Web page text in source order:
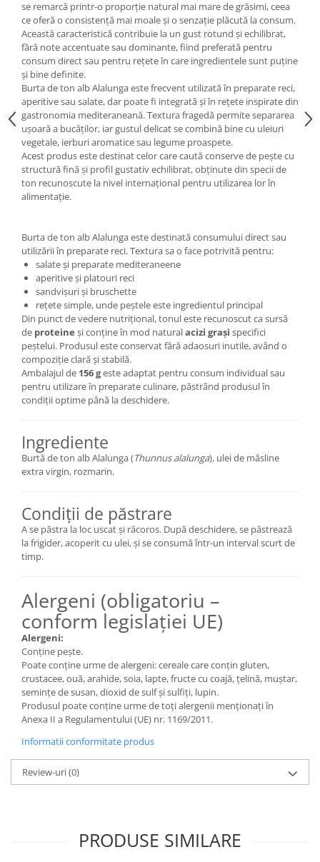
se remarcă printr-o proporție natural mai mare de grăsimi, ceea
ce oferă o consistență mai moale și o senzație plăcută la consum.
Această caracteristică contribuie la un gust rotund și echilibrat,
fără note accentuate sau dominante, fiind preferată pentru
consum direct sau pentru rețete în care ingredientele sunt puține
și bine definite.
Burta de ton alb Alalunga este frecvent utilizată în preparate reci,
aperitive sau salate, dar poate fi integrată și în rețete inspirate din
gastronomia mediteraneană. Textura fragedă permite separarea
ușoară a bucăților, iar gustul delicat se combină bine cu uleiuri
vegetale, ierburi aromatice sau legume proaspete.
Acest produs este destinat celor care caută conserve de pește cu
structură fină și profil gustativ echilibrat, obținute din specii de
ton recunoscute la nivel internațional pentru utilizarea lor în
alimentație.
Burta de ton alb Alalunga este destinată consumului direct sau
utilizării în preparate reci. Textura sa o face potrivită pentru:
salate și preparate mediteraneene
aperitive și platouri reci
sandvișuri și bruschette
rețete simple, unde peștele este ingredientul principal
Din punct de vedere nutrițional, tonul este recunoscut ca sursă
de proteine și conține în mod naturalacizi grași specifici
peștelui. Produsul este conservat fără adaosuri inutile, având o
compoziție clară și stabilă.
Ambalajul de 156 geste adaptat pentru consum individual sau
pentru utilizare în preparate culinare, păstrând produsul în
condiții optime până la deschidere.
Ingrediente
Burtă de ton alb Alalunga (Thunnus alalunga), ulei de măsline
extra virgin, rozmarin.
Condiții de păstrare
A se păstra la loc uscat și răcoros. După deschidere, se păstrează
la frigider, acoperit cu ulei, și se consumă într-un interval scurt de
timp.
Alergeni (obligatoriu –
conform legislației UE)
Alergeni:
Conține pește.
Poate conține urme de alergeni: cereale care conțin gluten,
crustacee, ouă, arahide, soia, lapte, fructe cu coajă, țelină, muștar,
semințe de susan, dioxid de sulf și sulfiți, lupin.
Produsul poate conține urme de toți alergenii menționați în
Anexa II a Regulamentului (UE) nr. 1169/2011.
Informatii conformitate produs
Review-uri(0)
PRODUSE SIMILARE